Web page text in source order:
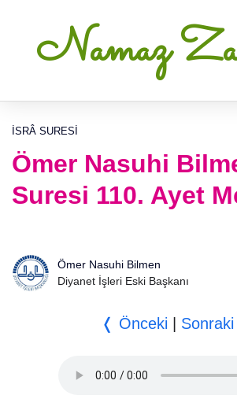
Namaz
İSRÂ SURESI
Ömer Nasuhi
Suresi 110. Ayet
Ömer Nasuhi Bilmen
Diyanet İşleri Eski Başkanı
❬ Önceki